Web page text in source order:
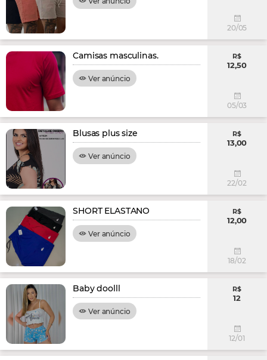
20/05
Camisas masculinas.
Ver anúncio
R$
12,50
05/03
Blusas plus size
Ver anúncio
R$
13,00
22/02
SHORT ELASTANO
Ver anúncio
R$
12,00
18/02
Baby doolll
Ver anúncio
R$
12
12/01